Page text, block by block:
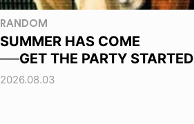
RANDOM
SUMMER HAS COME
──GET THE PARTY STARTED
2026.08.03